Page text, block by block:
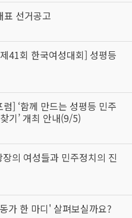
표 선거공고
41회 한국여성대회] 성평등
] ‘함께 만드는 성평등 민주
기’ 개최 안내(9/5)
의 여성들과 민주정치의 진
가 한 마디' 살펴보실까요?